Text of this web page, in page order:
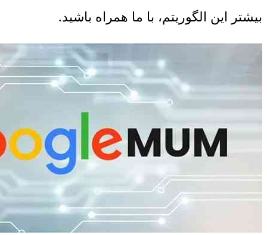
بیشتر این الگوریتم، با ما همراه باشید.